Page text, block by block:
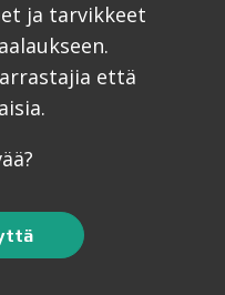
ja tarvikkeet
että